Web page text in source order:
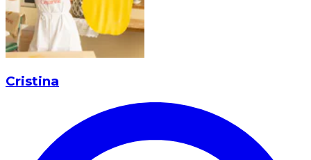
Cristina